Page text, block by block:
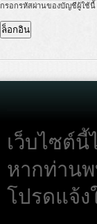
กรอกรหัสผ่านของบัญชีผู้ใช้นี้
เว็บไซต์นี้
หากท่าน
โปรดแจ้ง